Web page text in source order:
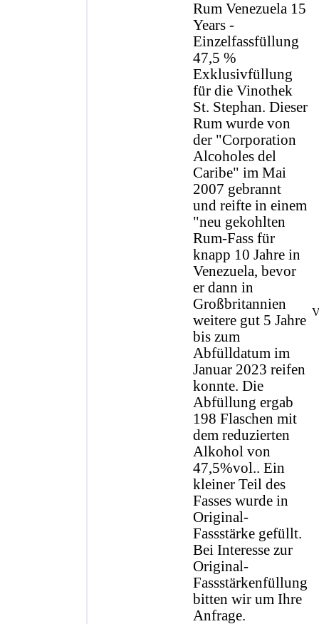
Rum Venezuela 15
Years -
Einzelfassfüllung
47,5 %
Exklusivfüllung
für die Vinothek
St. Stephan. Dieser
Rum wurde von
der "Corporation
Alcoholes del
Caribe" im Mai
2007 gebrannt
und reifte in einem
"neu gekohlten
Rum-Fass für
knapp 10 Jahre in
Venezuela, bevor
er dann in
Großbritannien
weitere gut 5 Jahre
bis zum
Abfülldatum im
Januar 2023 reifen
konnte. Die
Abfüllung ergab
198 Flaschen mit
dem reduzierten
Alkohol von
47,5%vol.. Ein
kleiner Teil des
Fasses wurde in
Original-
Fassstärke gefüllt.
Bei Interesse zur
Original-
Fassstärkenfüllung
bitten wir um Ihre
Anfrage.